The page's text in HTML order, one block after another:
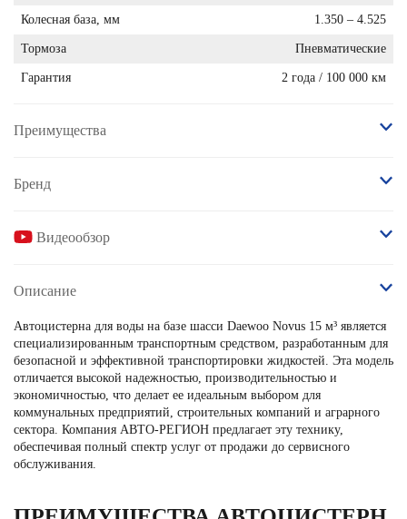
Колесная база, мм 1.350 – 4.525
Тормоза Пневматические
Гарантия 2 года / 100 000 км
Преимущества
Бренд
Видеообзор
Описание
Автоцистерна для воды на базе шасси Daewoo Novus 15 м³ является
специализированным транспортным средством, разработанным для
безопасной и эффективной транспортировки жидкостей. Эта модель
отличается высокой надежностью, производительностью и
экономичностью, что делает ее идеальным выбором для
коммунальных предприятий, строительных компаний и аграрного
сектора. Компания АВТО-РЕГИОН предлагает эту технику,
обеспечивая полный спектр услуг от продажи до сервисного
обслуживания.